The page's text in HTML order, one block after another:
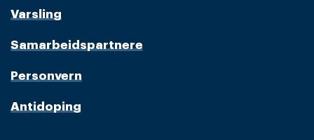
Varsling
Samarbeidspartnere
Personvern
Antidoping